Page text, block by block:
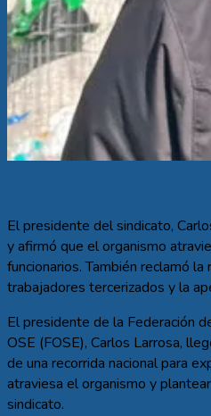
El presidente del sindicato,
y afirmó que el organismo
funcionarios. También reclamó la
trabajadores tercerizados y la
El presidente de la Federación
OSE (FOSE), Carlos Larrosa,
de una recorrida nacional para
atraviesa el organismo y
sindicato.